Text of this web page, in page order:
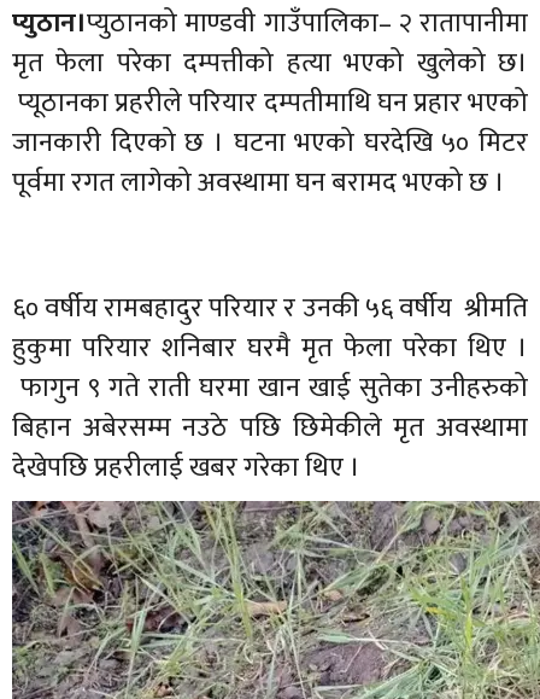
प्युठान।प्युठानको माण्डवी गाउँपालिका– २ रातापानीमा
मृत फेला परेका दम्पत्तीको हत्या भएको खुलेको छ।
प्यूठानका प्रहरीले परियार दम्पतीमाथि घन प्रहार भएको
जानकारी दिएको छ । घटना भएको घरदेखि ५० मिटर
पूर्वमा रगत लागेको अवस्थामा घन बरामद भएको छ ।
६० वर्षीय रामबहादुर परियार र उनकी ५६ वर्षीय श्रीमति
हुकुमा परियार शनिबार घरमै मृत फेला परेका थिए ।
फागुन ९ गते राती घरमा खान खाई सुतेका उनीहरुको
बिहान अबेरसम्म नउठे पछि छिमेकीले मृत अवस्थामा
देखेपछि प्रहरीलाई खबर गरेका थिए ।